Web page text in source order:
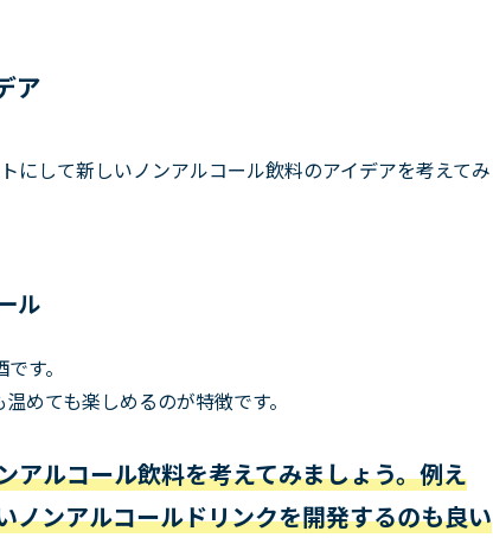
ア
にして新しいノンアルコール飲料のアイデアを考えてみ
ル
す。
めても楽しめるのが特徴です。
アルコール飲料を考えてみましょう。例え
ノンアルコールドリンクを開発するのも良い